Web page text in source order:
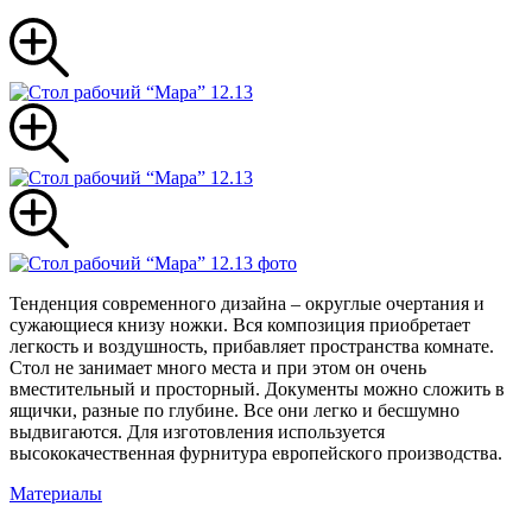
Тенденция современного дизайна – округлые очертания и
сужающиеся книзу ножки. Вся композиция приобретает
легкость и воздушность, прибавляет пространства комнате.
Стол не занимает много места и при этом он очень
вместительный и просторный. Документы можно сложить в
ящички, разные по глубине. Все они легко и бесшумно
выдвигаются. Для изготовления используется
высококачественная фурнитура европейского производства.
Материалы